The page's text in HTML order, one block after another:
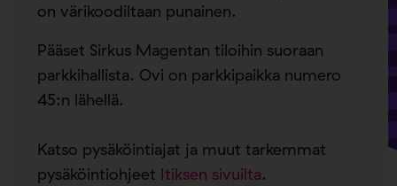
on värikoodiltaan punainen.
Pääset Sirkus Magentan tiloihin suoraan
parkkihallista. Ovi on parkkipaikka numero
45:n lähellä.
Katso pysäköintiajat ja muut tarkemmat
pysäköintiohjeet Itiksen sivuilta.